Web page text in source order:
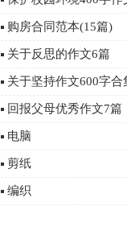
购房合同范本(15篇)
关于反思的作文6篇
关于坚持作文600字合
6篇回报父母优秀作文7篇
电脑
剪纸
编织